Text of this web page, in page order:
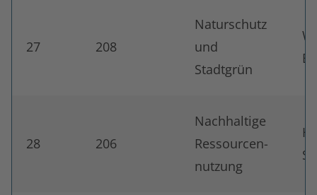
27 208
Naturschutz
und
Stadtgrün
28 206
Nachhaltige
Ressourcen-
nutzung